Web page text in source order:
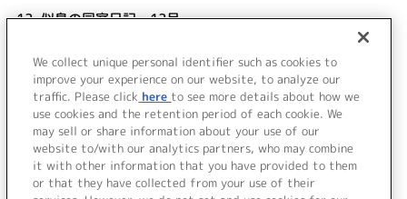
12.似鳥の同室日記・12月
13.遙と真琴と蘭と蓮
V.A.
＜ BACK
We collect unique personal identifier such as cookies to
improve your experience on our website, to analyze our
traffic. Please click here to see more details about how we
use cookies and the retention period of each cookie. We
may sell or share information about your use of our
website to/with our analytics partners, who may combine
it with other information that you have provided to them
or that they have collected from your use of their